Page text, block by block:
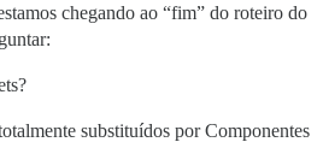
chegando ao “fim” do roteiro do
substituídos por Componentes